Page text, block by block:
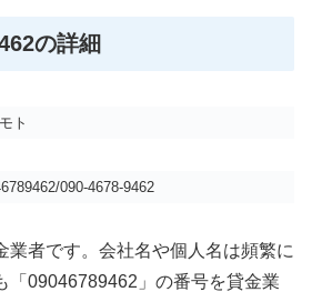
の詳細
ト
090-4678-9462
業者です。会社名や個人名は頻繁に
「09046789462」の番号を貸金業